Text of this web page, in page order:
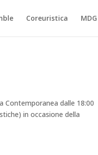
Coreuristica MDG
Contemporanea dalle 18:00
in occasione della